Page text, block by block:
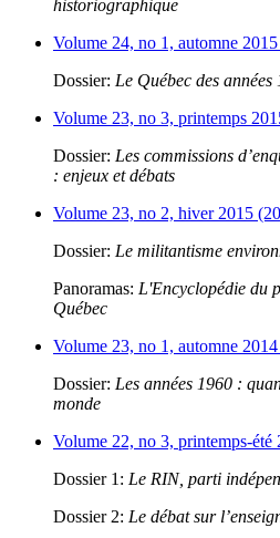
historiographique
Volume 24, no 1, automne
Dossier: Le Québec des années
Volume 23, no 3, printemps
Dossier: Les commissions
: enjeux et débats
Volume 23, no 2, hiver 2015
Dossier: Le militantisme
Panoramas: L'Encyclopédie du
Québec
Volume 23, no 1, automne
Dossier: Les années 1960 :
monde
Volume 22, no 3, printemps-été
Dossier 1: Le RIN, parti
Dossier 2: Le débat sur